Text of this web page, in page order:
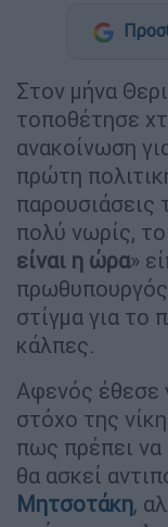
Στον μήνα
τοποθέτησε
ανακοίνωση
πρώτη
παρουσιάσεις
πολύ νωρίς,
είναι η ώρα»
στίγμα για το
κάλπες.
Αφενός έθεσε
στόχο της
πως πρέπει να
θα ασκεί
Μητσοτάκη,